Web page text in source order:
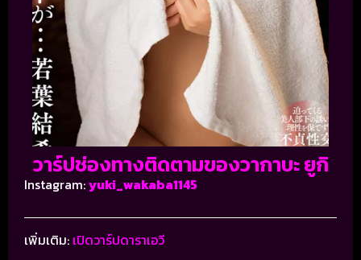
วาร์ปช่องทางติดตามของวากาบะ ยูกิ
Instagram:yuki_wakaba1145
เพิ่มเติม: เปิดวาร์ปดาราเอวี